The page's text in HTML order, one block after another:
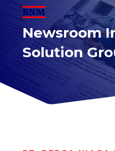
Newsroom
Solution